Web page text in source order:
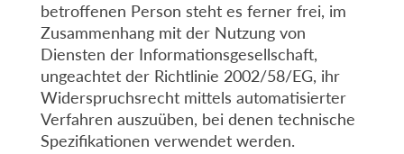
betroffenen Person steht es ferner frei, im
Zusammenhang mit der Nutzung von
Diensten der Informationsgesellschaft,
ungeachtet der Richtlinie 2002/58/EG, ihr
Widerspruchsrecht mittels automatisierter
Verfahren auszuüben, bei denen technische
Spezifikationen verwendet werden.